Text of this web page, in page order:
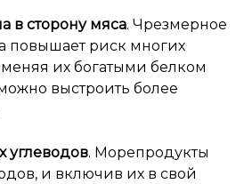
в сторону мяса. Чрезмерное
повышает риск многих
их богатыми белком
выстроить более
углеводов. Морепродукты
и включив их в свой